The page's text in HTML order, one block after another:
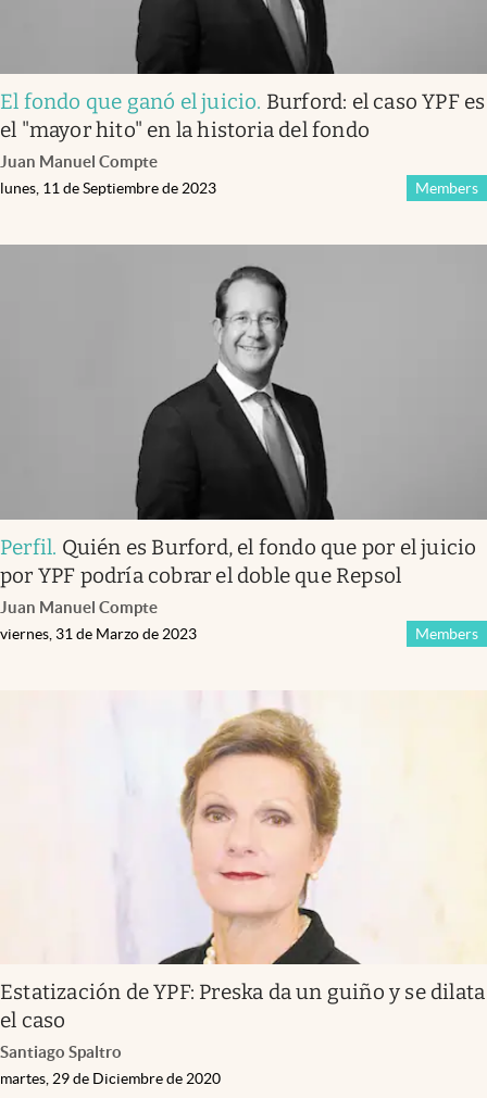
El fondo que ganó el juicio. Burford: el caso YPF es
el "mayor hito" en la historia del fondo
Juan Manuel Compte
Members
lunes, 11 de Septiembre de 2023
Perfil. Quién es Burford, el fondo que por el juicio
por YPF podría cobrar el doble que Repsol
Juan Manuel Compte
Members
viernes, 31 de Marzo de 2023
Estatización de YPF: Preska da un guiño y se dilata
el caso
Santiago Spaltro
martes, 29 de Diciembre de 2020